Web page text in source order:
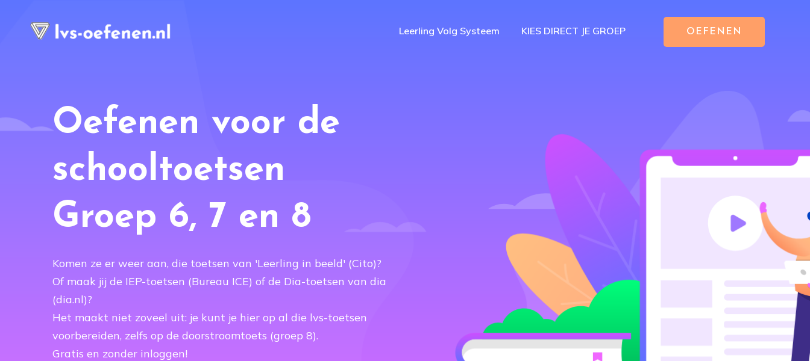
Leerling Volg Systeem KIES DIRECT JE GROEP OEFENEN
Oefenen voor de
schooltoetsen
Groep 6, 7 en 8
Komen ze er weer aan, die toetsen van 'Leerling in beeld' (Cito)?
Of maak jij de IEP-toetsen (Bureau ICE) of de Dia-toetsen van dia
(dia.nl)?
Het maakt niet zoveel uit: je kunt je hier op al die lvs-toetsen
voorbereiden, zelfs op de doorstroomtoets (groep 8).
Gratis en zonder inloggen!